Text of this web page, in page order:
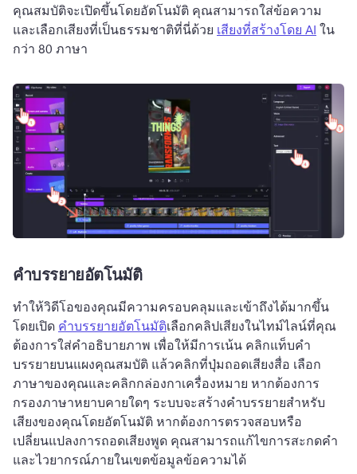
คุณสมบัติจะเปิดขึ้นโดยอัตโนมัติ คุณสามารถใส่ข้อความ
และเลือกเสียงที่เป็นธรรมชาติที่นี่ด้วย เสียงที่สร้างโดย AI ใน
กว่า 80 ภาษา
คำบรรยายอัตโนมัติ
ทำให้วิดีโอของคุณมีความครอบคลุมและเข้าถึงได้มากขึ้น
โดยเปิด คำบรรยายอัตโนมัติเลือกคลิปเสียงในไทม์ไลน์ที่คุณ
ต้องการใส่คําอธิบายภาพ เพื่อให้มีการเน้น คลิกแท็บคำ
บรรยายบนแผงคุณสมบัติ แล้วคลิกที่ปุ่มถอดเสียงสื่อ เลือก
ภาษาของคุณและคลิกกล่องกาเครื่องหมาย หากต้องการ
กรองภาษาหยาบคายใดๆ ระบบจะสร้างคำบรรยายสำหรับ
เสียงของคุณโดยอัตโนมัติ หากต้องการตรวจสอบหรือ
เปลี่ยนแปลงการถอดเสียงพูด คุณสามารถแก้ไขการสะกดคำ
และไวยากรณ์ภายในเขตข้อมูลข้อความได้